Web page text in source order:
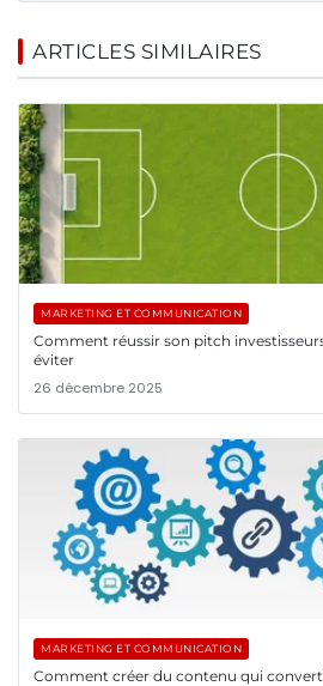
ARTICLES SIMILAIRES
MARKETING ET COMMUNICATION
Comment réussir son pitch
éviter
26 décembre 2025
MARKETING ET COMMUNICATION
Comment créer du contenu qui